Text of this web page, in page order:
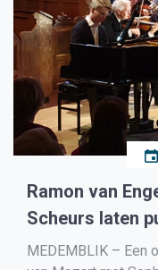
Ramon van
Scheurs laten
fabelachtig
MEDEMBLIK – Een